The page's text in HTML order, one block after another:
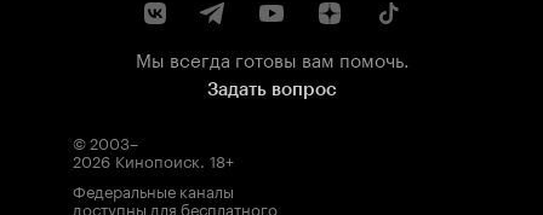
Мы всегда готовы вам помочь.
Задать вопрос
© 2003–
2026 Кинопоиск 18+
Федеральные каналы
доступны для бесплатного